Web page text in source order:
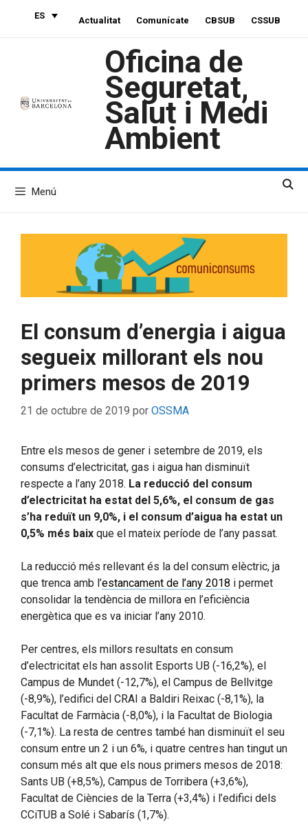
ES Actualitat Comunícate CBSUB CSSUB
Oficina de
Seguretat,
Salut i Medi
Ambient
Menú
El consum d’energia i aigua
segueix millorant els nou
primers mesos de 2019
21 de octubre de 2019 por OSSMA
Entre els mesos de gener i setembre de 2019, els
consums d’electricitat, gas i aigua han disminuït
respecte a l’any 2018. La reducció del consum
d’electricitat ha estat del 5,6%, el consum de gas
s’ha reduït un 9,0%, i el consum d’aigua ha estat un
0,5% més baix que el mateix període de l’any passat.
La reducció més rellevant és la del consum elèctric, ja
que trenca amb l’estancament de l’any 2018 i permet
consolidar la tendència de millora en l’eficiència
energètica que es va iniciar l’any 2010.
Per centres, els millors resultats en consum
d’electricitat els han assolit Esports UB (-16,2%), el
Campus de Mundet (-12,7%), el Campus de Bellvitge
(-8,9%), l’edifici del CRAI a Baldiri Reixac (-8,1%), la
Facultat de Farmàcia (-8,0%), i la Facultat de Biologia
(-7,1%). La resta de centres també han disminuït el seu
consum entre un 2 i un 6%, i quatre centres han tingut un
consum més alt que els nous primers mesos de 2018:
Sants UB (+8,5%), Campus de Torribera (+3,6%),
Facultat de Ciències de la Terra (+3,4%) i l’edifici dels
CCiTUB a Solé i Sabarís (1,7%).